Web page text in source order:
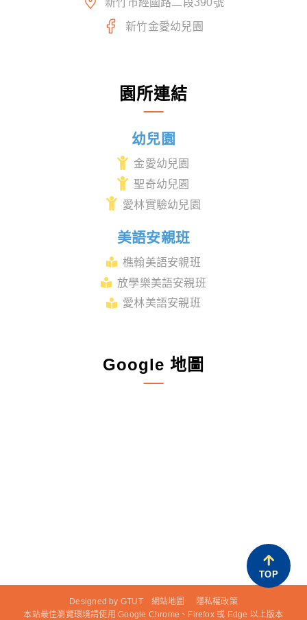
TOP
新竹市經國路二段390號
新竹金愛幼兒園
園所連結
幼兒園
金愛幼兒園
聖奇幼兒園
愛林實驗幼兒園
美語安親班
樵翰美語安親班
放學樂美語安親班
愛林美語安親班
Google 地圖
Designed by GTUT 網站地圖
隱私權政策
本站最佳瀏覽環境請使用 Google Chrome、Firefox 或 Edge 以上版本